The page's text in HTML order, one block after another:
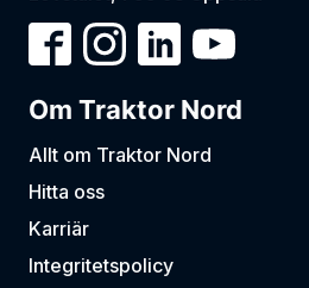
Om Traktor Nord
Allt om Traktor Nord
Hitta oss
Karriär
Integritetspolicy